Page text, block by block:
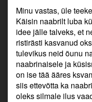
Minu vastas, üle
Käisin naabrilt luba
idee jälle talveks, et
ristirästi kasvanud
tulevikus neid õunu
naabrinaisele ja
on ise tää ääres
siis ettevõtta ka
oleks silmale ilus